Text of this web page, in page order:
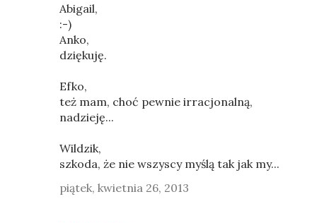
Abigail,
:-)
Anko,
dziękuję.
Efko,
też mam, choć pewnie irracjonalną,
nadzieję...
Wildzik,
szkoda, że nie wszyscy myślą tak jak my...
piątek, kwietnia 26, 2013